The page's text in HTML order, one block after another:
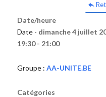
Date/heure
Date - dimanche 4 juillet
19:30 - 21:00
Groupe : AA-UNITE.BE
Catégories